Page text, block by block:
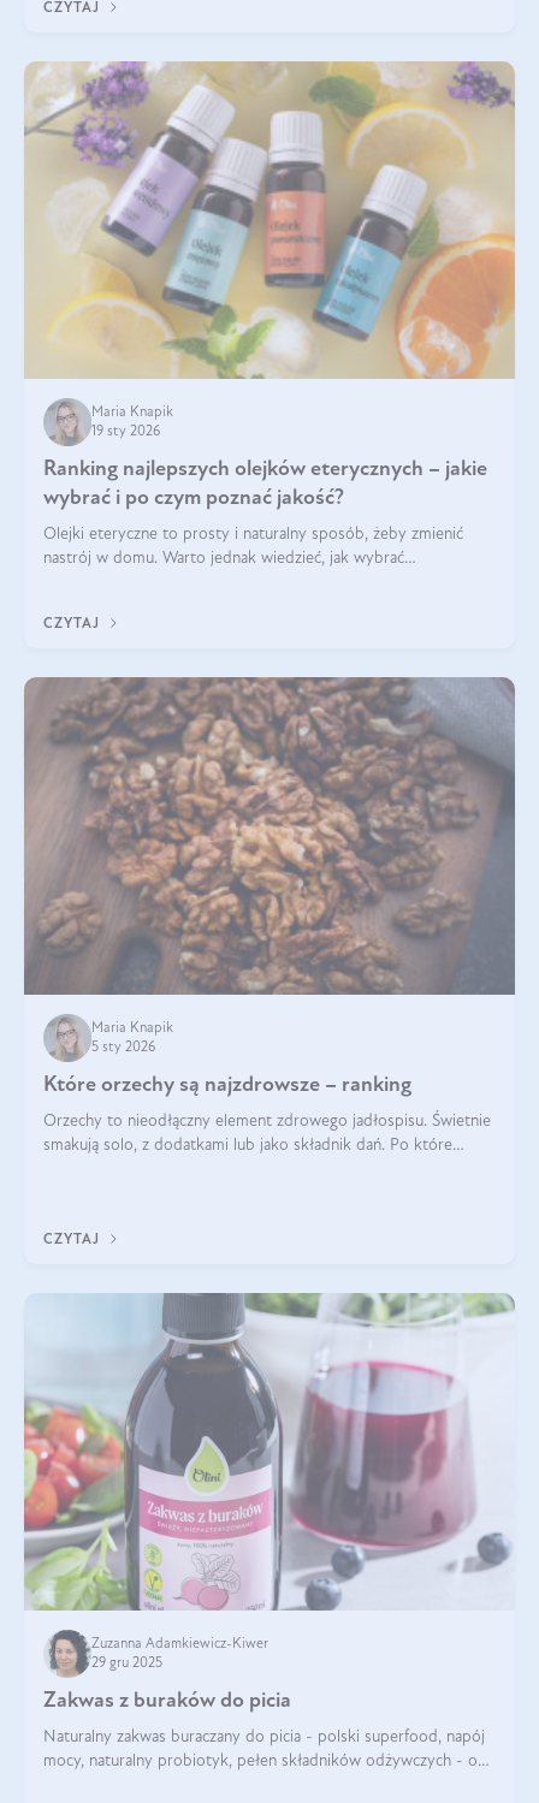
funkcjonowanie (
CZYTAJ
Maria Knapik
19 sty 2026
Ranking najlepszych olejków eterycznych – jakie
wybrać i po czym poznać jakość?
Olejki eteryczne to prosty i naturalny sposób, żeby zmienić
nastrój w domu. Warto jednak wiedzieć, jak wybrać
kryteria wyboru!
CZYTAJ
Maria Knapik
5 sty 2026
Które orzechy są najzdrowsze – ranking
Orzechy to nieodłączny element zdrowego jadłospisu. Świetnie
smakują solo, z dodatkami lub jako składnik dań. Po które
CZYTAJ
Zuzanna Adamkiewicz-Kiwer
29 gru 2025
Zakwas z buraków do picia
Naturalny zakwas buraczany do picia - polski superfood, napój
mocy, naturalny probiotyk, pełen składników odżywczych - o